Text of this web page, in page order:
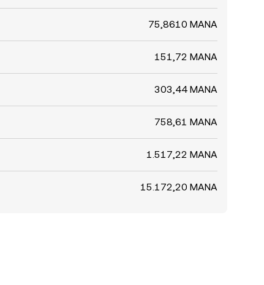
75,8610 MANA
151,72 MANA
303,44 MANA
758,61 MANA
1.517,22 MANA
15.172,20 MANA